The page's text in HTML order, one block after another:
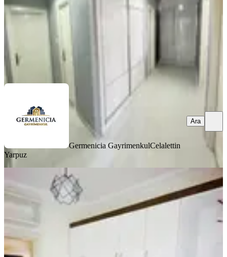
3.900.000 ₺
Germenicia Gayrimenkul
Ara
Germenicia GayrimenkulCelalettin
Yarpuz
Ara
Yıldırım Emlakta Fırsat 2+1 Satılık
Daire Orman Bölge Kavşağında
Onikişubat, Ertuğrul Gazi Mahallesi
2+1·